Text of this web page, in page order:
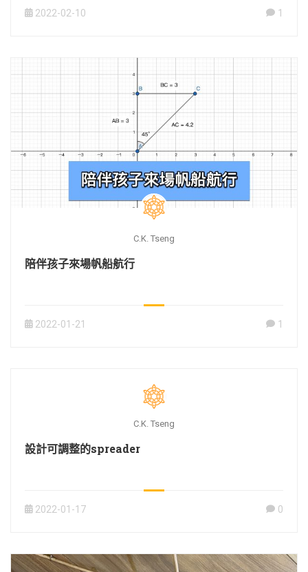
2022-02-10 1
C.K. Tseng
陪伴孩子來場帆船航行
2022-01-21 1
C.K. Tseng
設計可調整的spreader
2022-01-17 0